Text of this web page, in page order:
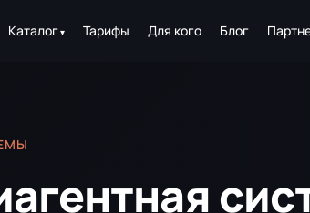
Каталог Тарифы Для кого Блог